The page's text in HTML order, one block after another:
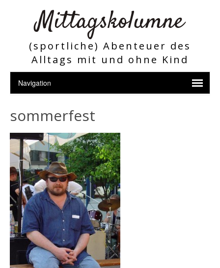
Mittagskolumne
(sportliche) Abenteuer des
Alltags mit und ohne Kind
sommerfest